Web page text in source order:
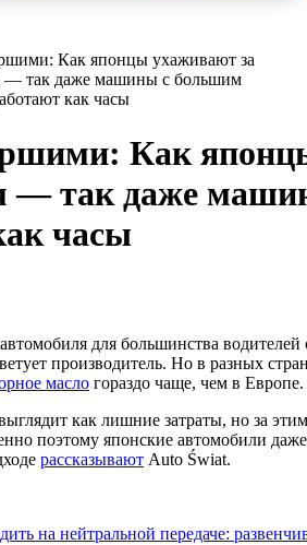
Как японцы ухаживают за
— так даже машины с большим
как часы
Как
— так даже
часы
производитель. Но в разных
масло гораздо чаще, чем в Европе.
как лишние затраты, но за
поэтому японские автомобили
рассказывают Auto Świat.
на нейтральной передаче: